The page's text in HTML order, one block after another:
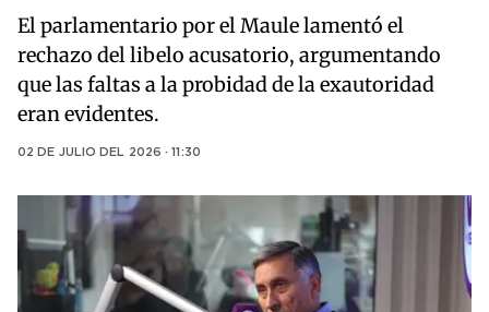
El parlamentario por el Maule lamentó el
rechazo del libelo acusatorio, argumentando
que las faltas a la probidad de la exautoridad
eran evidentes.
02 DE JULIO DEL 2026 · 11:30